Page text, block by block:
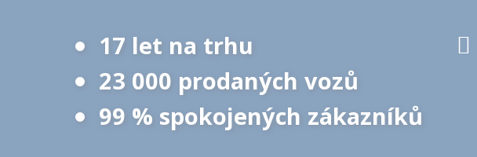
17 let na trhu
23 000 prodaných vozů
99 % spokojených zákazníků